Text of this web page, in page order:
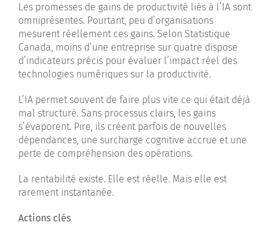
Les promesses de gains de productivité liés à l’IA sont
omniprésentes. Pourtant, peu d’organisations
mesurent réellement ces gains. Selon Statistique
Canada, moins d’une entreprise sur quatre dispose
d’indicateurs précis pour évaluer l’impact réel des
technologies numériques sur la productivité.
L’IA permet souvent de faire plus vite ce qui était déjà
mal structuré. Sans processus clairs, les gains
s’évaporent. Pire, ils créent parfois de nouvelles
dépendances, une surcharge cognitive accrue et une
perte de compréhension des opérations.
La rentabilité existe. Elle est réelle. Mais elle est
rarement instantanée.
Actions clés